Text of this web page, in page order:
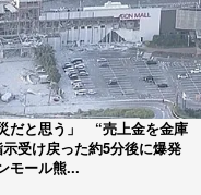
だと思う」 “売上金を金庫
示受け戻った約5分後に爆発
モール熊...